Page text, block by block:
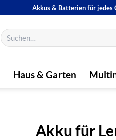
Akkus & Batterien für jedes
Suchen
nach:
Haus & Garten
Akku für